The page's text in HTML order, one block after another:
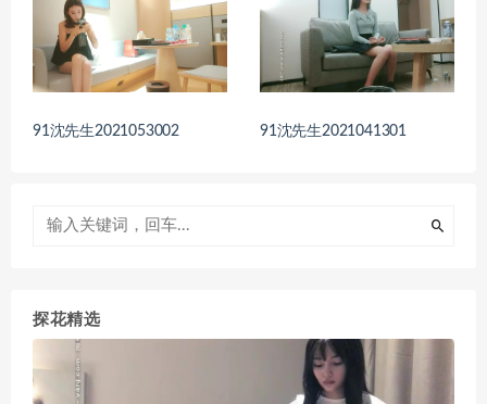
91沈先生2021053002 91沈先生2021041301
探花精选